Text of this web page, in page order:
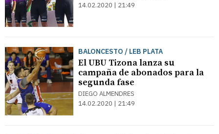
14.02.2020 | 21:49
BALONCESTO / LEB PLATA
El UBU Tizona lanza su
campaña de abonados para la
segunda fase
DIEGO ALMENDRES
14.02.2020 | 21:49